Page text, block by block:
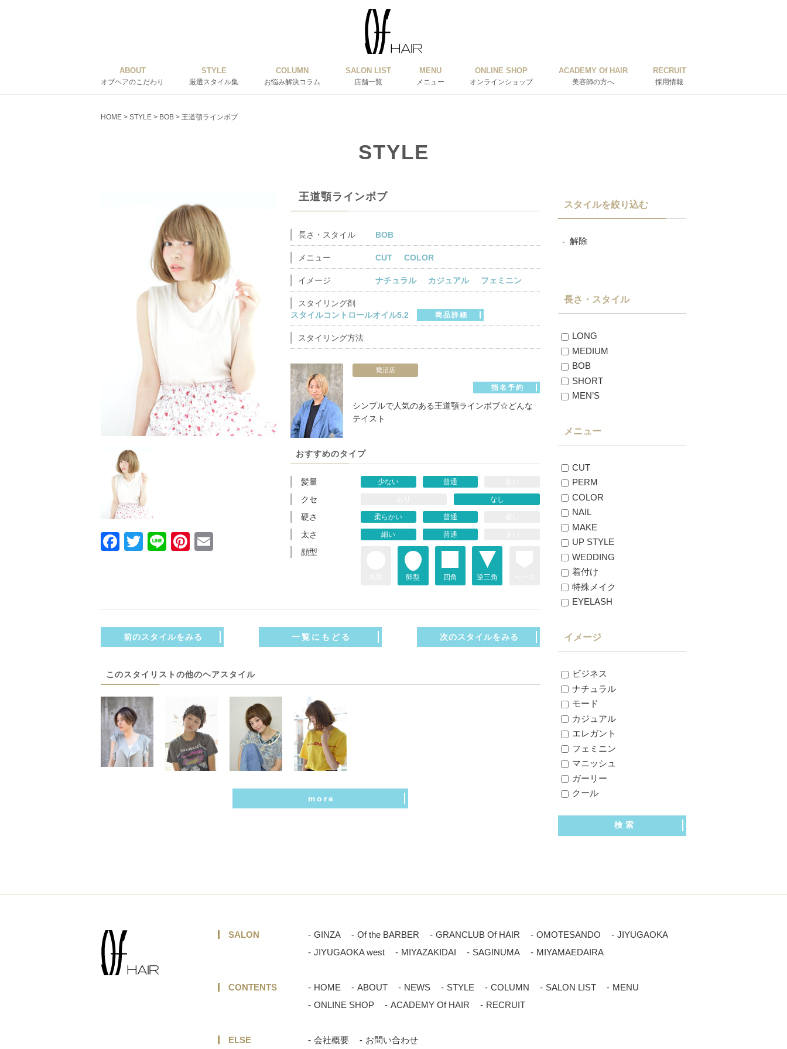
ABOUT
オブヘアのこだわり
STYLE
厳選スタイル集
COLUMN
お悩み解決コラム
SALON LIST
店舗一覧
MENU
メニュー
ONLINE SHOP
オンラインショップ
ACADEMY Of HAIR
美容師の方へ
RECRUIT
採用情報
HOME > STYLE > BOB > 王道顎ラインボブ
STYLE
Facebook
Twitter
LinePinterest
王道顎ラインボブ
長さ・スタイル BOB
メニュー CUT COLOR
イメージ ナチュラル カジュアル フェミニン
スタイリング剤
スタイルコントロールオイル5.2
商品詳細
スタイリング方法
鷺沼店
指名予約
シンプルで人気のある王道顎ラインボブ☆どんな
テイスト
おすすめのタイプ
髪量 少ない 普通
クセ なし
硬さ 柔らかい 普通
太さ 細い 普通
顔型
卵型 四角 逆三角
前のスタイルをみる 一覧にもどる 次のスタイルをみる
このスタイリストの他のヘアスタイル
more
スタイルを絞り込む
解除
長さ・スタイル
LONG
MEDIUM
BOB
SHORT
MEN’S
メニュー
CUT
PERM
COLOR
NAIL
MAKE
UP STYLE
WEDDING
着付け
特殊メイク
EYELASH
イメージ
ビジネス
ナチュラル
モード
カジュアル
エレガント
フェミニン
マニッシュ
ガーリー
クール
SALON GINZA Of the BARBER GRANCLUB Of HAIR OMOTESANDO
JIYUGAOKA
JIYUGAOKA west
MIYAZAKIDAI SAGINUMA MIYAMAEDAIRA
CONTENTS HOME ABOUT NEWS STYLE COLUMN SALON LIST
MENU
ONLINE SHOP
ACADEMY Of HAIR RECRUIT
ELSE 会社概要 お問い合わせ